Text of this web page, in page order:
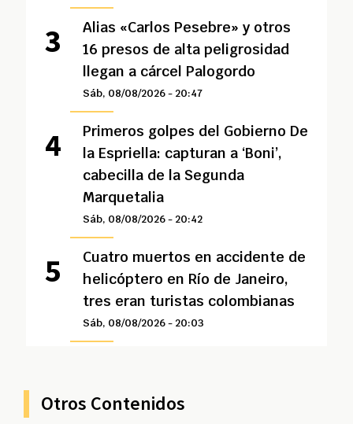
Alias «Carlos Pesebre» y otros
16 presos de alta peligrosidad
llegan a cárcel Palogordo
Sáb, 08/08/2026 - 20:47
Primeros golpes del Gobierno De
la Espriella: capturan a ‘Boni’,
cabecilla de la Segunda
Marquetalia
Sáb, 08/08/2026 - 20:42
Cuatro muertos en accidente de
helicóptero en Río de Janeiro,
tres eran turistas colombianas
Sáb, 08/08/2026 - 20:03
Otros Contenidos